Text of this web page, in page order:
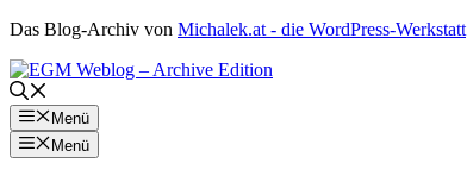
Zum
springen
Das Blog-Archiv von Michalek.at - die WordPress-Werkstatt
Menü
Menü